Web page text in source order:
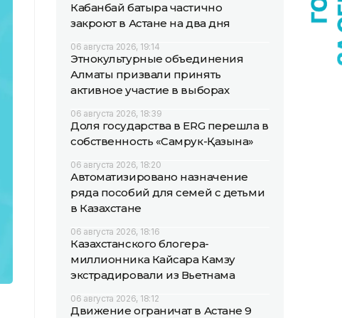
Кабанбай батыра частично
закроют в Астане на два дня
06 августа 2026, 19:14
Этнокультурные объединения
Алматы призвали принять
активное участие в выборах
06 августа 2026, 18:39
Доля государства в ERG перешла в
собственность «Самрук-Қазына»
06 августа 2026, 18:20
Автоматизировано назначение
ряда пособий для семей с детьми
в Казахстане
06 августа 2026, 18:16
Казахстанского блогера-
миллионника Кайсара Камзу
экстрадировали из Вьетнама
06 августа 2026, 18:12
Движение ограничат в Астане 9